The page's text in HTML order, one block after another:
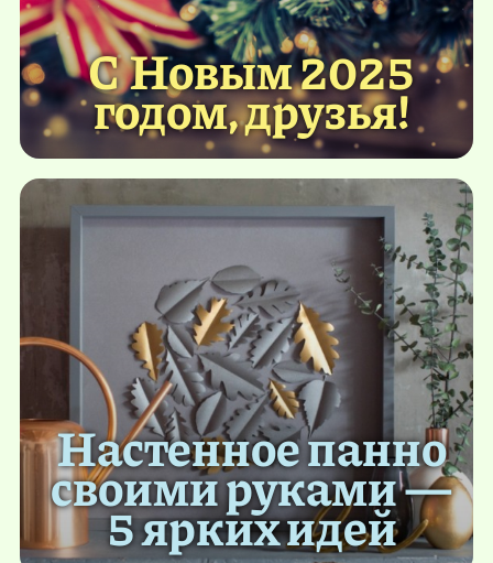
С Новым 2025
годом, друзья!
Настенное панно
своими руками —
5 ярких идей